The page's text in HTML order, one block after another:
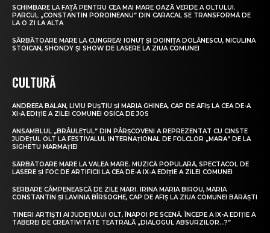
SCHIMBARE LA FAȚĂ PENTRU CEA MAI MARE OAZĂ VERDE A OLTULUI.
PARCUL „CONSTANTIN POROINEANU” DIN CARACAL SE TRANSFORMĂ DE
LA O ZI LA ALTA
SĂRBĂTOARE MARE LA CUNGREA! IONUȚ ȘI DOINIȚA DOLĂNESCU, NICULINA
STOICAN, SHONDY ȘI SHOW DE LASERE LA ZIUA COMUNEI
CULTURĂ
ANDREEA BĂLAN, LIVIU PUȘTIU ȘI MARIA GHINEA, CAP DE AFIȘ LA CEA DE-A
XI-A EDIȚIE A ZILEI COMUNEI OSICA DE JOS
ANSAMBLUL „BRÂULEȚUL” DIN PÂRȘCOVENI A REPREZENTAT CU CINSTE
JUDEȚUL OLT LA FESTIVALUL INTERNAȚIONAL DE FOLCLOR „MARA” DE LA
SIGHETU MARMAȚIEI
SĂRBĂTOARE MARE LA VALEA MARE. MUZICĂ POPULARĂ, SPECTACOL DE
LASERE ȘI FOC DE ARTIFICII LA CEA DE-A IX-A EDIȚIE A ZILEI COMUNEI
SERBARE CÂMPENEASCĂ DE ZILE MARI. IRINA MARIA BIROU, MARIA
CONSTANTIN ȘI LAVINIA BÎRSOGHE, CAP DE AFIȘ LA ZIUA COMUNEI BĂRĂȘTI
TINERI ARTIȘTI AI JUDEȚULUI OLT, ÎNAPOI PE SCENĂ. ÎNCEPE A IX-A EDIȚIE A
TABEREI DE CREATIVITATE TEATRALĂ „DIALOGUL ABSURZILOR…?”